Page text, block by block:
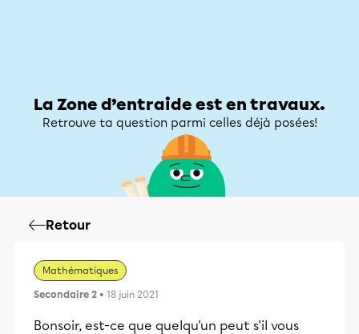
La Zone d’entraide est en travaux.
Retrouve ta question parmi celles déjà posées!
Retour
Mathématiques
Secondaire 2 • 18 juin 2021
Bonsoir, est-ce que quelqu'un peut s'il vous